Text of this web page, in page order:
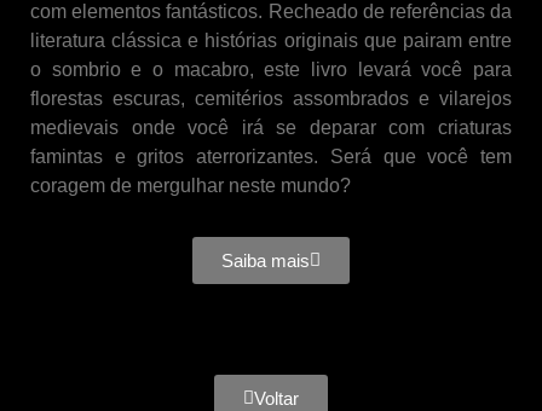
com elementos fantásticos. Recheado de referências da
literatura clássica e histórias originais que pairam entre
o sombrio e o macabro, este livro levará você para
florestas escuras, cemitérios assombrados e vilarejos
medievais onde você irá se deparar com criaturas
famintas e gritos aterrorizantes. Será que você tem
coragem de mergulhar neste mundo?
Saiba mais
Voltar